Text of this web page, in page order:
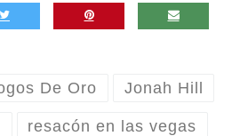
De Oro Jonah Hill
resacón en las vegas